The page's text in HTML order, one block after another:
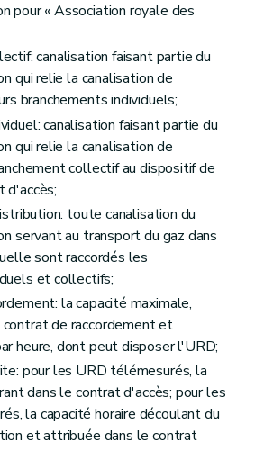
Demande d'étude détaillée et projet de raccordement
Conditions générales de raccordement
Contrat de raccordement
Réalisation de l'ouvrage de raccordement
pour « Association royale des
canalisation faisant partie du
qui relie la canalisation de
branchements individuels;
canalisation faisant partie du
qui relie la canalisation de
collectif au dispositif de
d'accès;
toute canalisation du
servant au transport du gaz dans
sont raccordés les
et collectifs;
la capacité maximale,
de raccordement et
heure, dont peut disposer l'URD;
pour les URD télémesurés, la
dans le contrat d'accès; pour les
la capacité horaire découlant du
et attribuée dans le contrat